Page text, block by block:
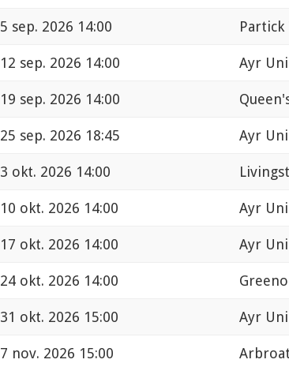
5 sep. 2026 14:00
12 sep. 2026 14:00 Ayr
19 sep. 2026 14:00
25 sep. 2026 18:45 Ayr
3 okt. 2026 14:00
10 okt. 2026 14:00 Ayr
17 okt. 2026 14:00 Ayr
24 okt. 2026 14:00
31 okt. 2026 15:00 Ayr
7 nov. 2026 15:00